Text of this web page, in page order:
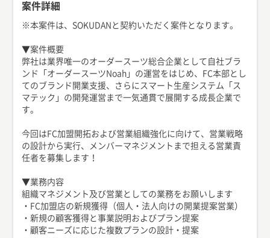
案件詳細
※本案件は、SOKUDANと契約いただく案件となります。
▼案件概要
弊社は業界唯一のオーダースーツ総合企業として自社ブラ
ンド「オーダースーツNoah」の運営をはじめ、FC本部とし
てのブランド開業支援、さらにスマート生産システム「ス
マテック」の開発運営まで一気通貫で展開する成長企業で
す。
今回はFC加盟開拓および営業組織強化に向けて、営業戦略
の設計から実行、メンバーマネジメントまで担える営業責
任者を募集します！
▼業務内容
組織マネジメント及び営業としての業務をお願いします
・FC加盟店の新規獲得（個人・法人向けの開業提案営業）
・新規の顧客獲得と事業説明およびプラン提案
・顧客ニーズに応じた複数プランの設計・提案